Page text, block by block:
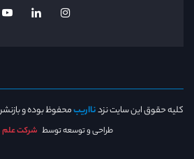
کلیه حقوق این سایت نزدنااریبمحفوظ بوده و
طراحی و توسعه توسط شرکت علم